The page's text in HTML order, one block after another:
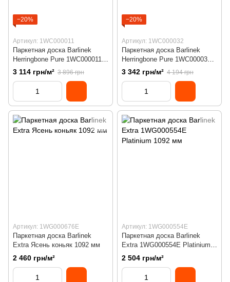
−20%
Артикул: 1WC000011
Паркетная доска Barlinek
Herringbone Pure 1WC000011
Grand Canyon английская
3 114 грн/м² 3 896 грн
−20%
Артикул: 1WC000032
Паркетная доска Barlinek
Herringbone Pure 1WC000032
Trapani английская ёлка
3 342 грн/м² 4 194 грн
Артикул: 1WG000676E
Паркетная доска Barlinek
Extra Ясень коньяк 1092 мм
2 460 грн/м²
Артикул: 1WG000554E
Паркетная доска Barlinek
Extra 1WG000554E Platinium
1092 мм
2 504 грн/м²